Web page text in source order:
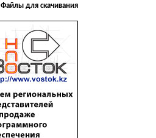
Файлы для скачивания